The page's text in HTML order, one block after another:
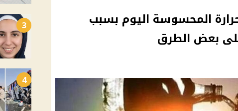
المحسوسة اليوم بسبب
بعض الطرق
3
4